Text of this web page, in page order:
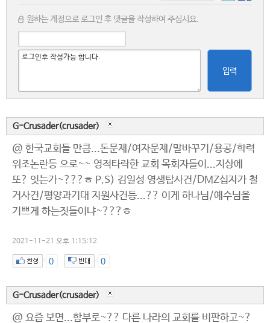
원하는 계정으로 로그인 후 댓글을 작성하여 주십시요.
입력
G-Crusader(crusader)
@ 한국교회들 만큼...돈문제/여자문제/말바꾸기/용공/학력
위조논란등 으로~~ 영적타락한 교회 목회자들이...지상에
또? 잇는가~???ㅎ P.S) 김일성 영생탑사건/DMZ십자가 철
거사건/평양과기대 지원사건등...?? 이게 하나님/예수님을
기쁘게 하는짓들이냐~???ㅎ
2021-11-21 오후 1:15:12
0 0
G-Crusader(crusader)
@ 요즘 보면...함부로~?? 다른 나라의 교회를 비판하고~?